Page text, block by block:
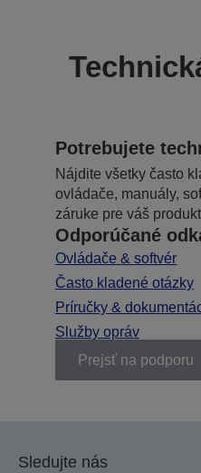
Potrebujete
Nájdite všetky často
ovládače, manuály,
záruke pre váš
Odporúčané
Ovládače & softvér
Často kladené otázky
Príručky &
Služby opráv
Prejsť na podporu
Sledujte nás